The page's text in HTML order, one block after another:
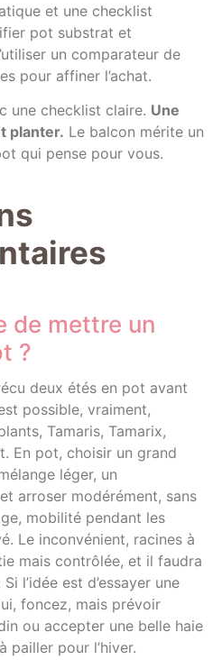
et une checklist
pot substrat et
un comparateur de
pour affiner l’achat.
une checklist claire. Une
planter. Le balcon mérite un
qui pense pour vous.
de mettre un
?
deux étés en pot avant
possible, vraiment,
Tamaris, Tamarix,
En pot, choisir un grand
léger, un
arroser modérément, sans
mobilité pendant les
Le inconvénient, racines à
mais contrôlée, et il faudra
l’idée est d’essayer une
foncez, mais prévoir
ou accepter une belle haie
pailler pour l’hiver.